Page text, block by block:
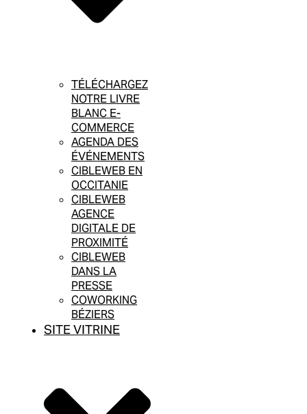
TÉLÉCHARGEZ
NOTRE LIVRE
BLANC E-
COMMERCE
AGENDA DES
ÉVÉNEMENTS
CIBLEWEB EN
OCCITANIE
CIBLEWEB
AGENCE
DIGITALE DE
PROXIMITÉ
CIBLEWEB
DANS LA
PRESSE
COWORKING
BÉZIERS
SITE VITRINE